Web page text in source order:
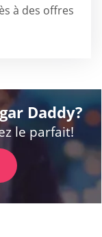
à des offres
Daddy?
le parfait!